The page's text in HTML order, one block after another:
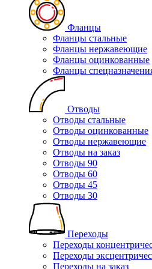
Фланцы
Фланцы стальные
Фланцы нержавеющие
Фланцы оцинкованные
Фланцы
Отводы
Отводы стальные
Отводы оцинкованные
Отводы нержавеющие
Отводы на заказ
Отводы 90
Отводы 60
Отводы 45
Отводы 30
Переходы
Переходы
Переходы
Переходы на заказ